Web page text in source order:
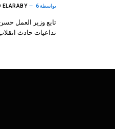
بواسطة ELARABY 6 أغسطس، 2026
تابع وزير العمل
تداعيات حادث